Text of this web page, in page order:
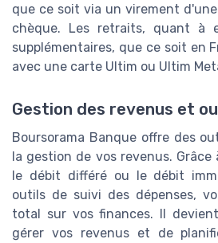
que ce soit via un virement
chèque. Les retraits, quant à
supplémentaires, que ce soit en
avec une carte Ultim ou Ultim
Gestion des revenus et
Boursorama Banque offre des
la gestion de vos revenus. Grâce
le débit différé ou le débit
outils de suivi des dépenses,
total sur vos finances. Il
gérer vos revenus et de